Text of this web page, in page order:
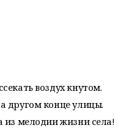
воздух кнутом.
другом конце улицы.
из мелодии жизни села!